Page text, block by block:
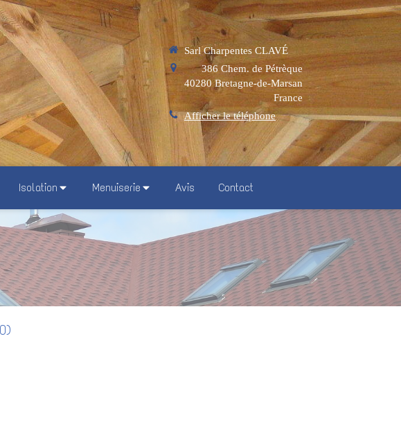
Sarl Charpentes CLAVÉ
386 Chem. de Pétrèque
40280 Bretagne-de-Marsan
France
Afficher le téléphone
Isolation Menuiserie Avis Contact